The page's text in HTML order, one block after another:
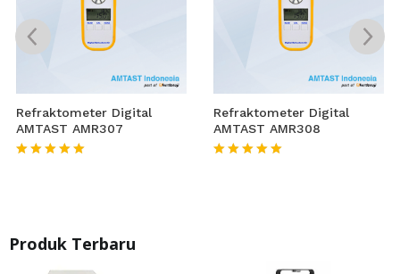
Refraktometer Digital
AMTAST AMR307
Refraktometer Digital
AMTAST AMR308
Produk Terbaru